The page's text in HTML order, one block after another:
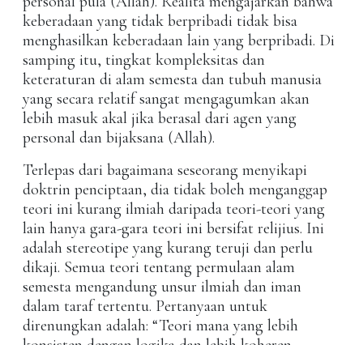
keberadaan yang tidak berpribadi tidak bisa
menghasilkan keberadaan lain yang berpribadi. Di
samping itu, tingkat kompleksitas dan
keteraturan di alam semesta dan tubuh manusia
yang secara relatif sangat mengagumkan akan
lebih masuk akal jika berasal dari agen yang
personal dan bijaksana (Allah).
Terlepas dari bagaimana seseorang menyikapi
doktrin penciptaan, dia tidak boleh menganggap
teori ini kurang ilmiah daripada teori-teori yang
lain hanya gara-gara teori ini bersifat relijius. Ini
adalah stereotipe yang kurang teruji dan perlu
dikaji. Semua teori tentang permulaan alam
semesta mengandung unsur ilmiah dan iman
dalam taraf tertentu. Pertanyaan untuk
direnungkan adalah: “Teori mana yang lebih